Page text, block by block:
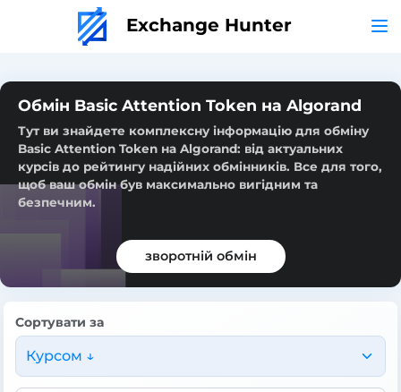
Exchange Hunter
Обмін Basic Attention Token на Algorand
Тут ви знайдете комплексну інформацію для обміну
Basic Attention Token на Algorand: від актуальних
курсів до рейтингу надійних обмінників. Все для того,
щоб ваш обмін був максимально вигідним та
безпечним.
зворотній обмін
Сортувати за
Курсом ↓